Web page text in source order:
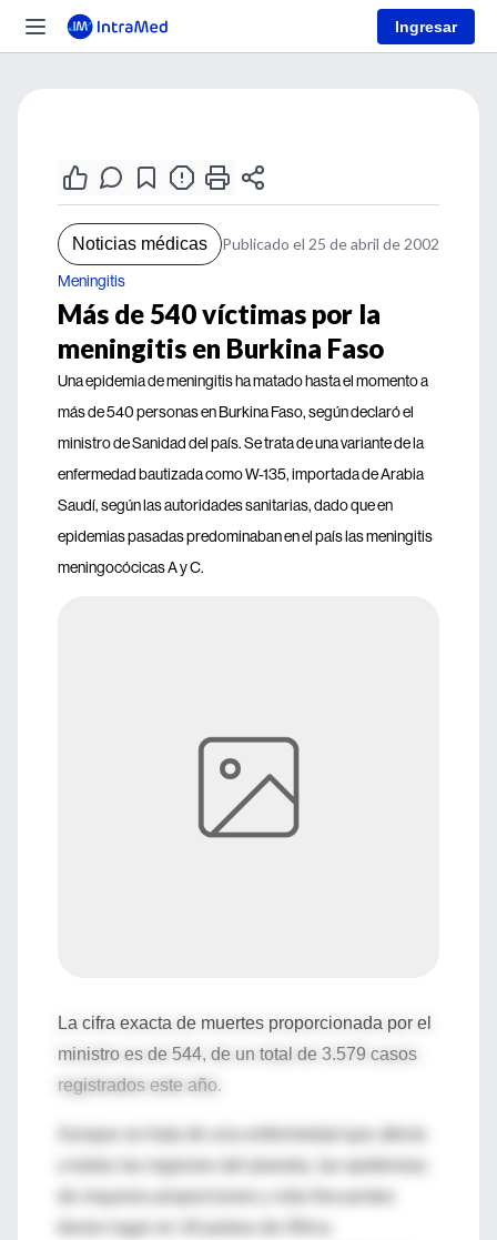
Ingresar
Noticias médicas Publicado el 25 de abril de 2002
Meningitis
Más de 540 víctimas por la
meningitis en Burkina Faso
Una epidemia de meningitis ha matado hasta el momento a
más de 540 personas en Burkina Faso, según declaró el
ministro de Sanidad del país. Se trata de una variante de la
enfermedad bautizada como W-135, importada de Arabia
Saudí, según las autoridades sanitarias, dado que en
epidemias pasadas predominaban en el país las meningitis
meningocócicas A y C.
La cifra exacta de muertes proporcionada por el
ministro es de 544, de un total de 3.579 casos
registrados este año.
Aunque se trata de una enfermedad que afecta
a todas las regiones del planeta, las epidemias
de mayores proporciones y más frecuentes
tienen lugar en 18 países de África